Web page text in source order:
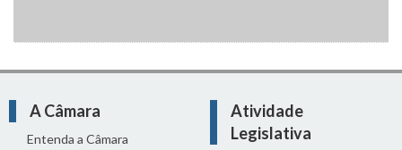
A Câmara
Entenda a Câmara
Atividade
Legislativa